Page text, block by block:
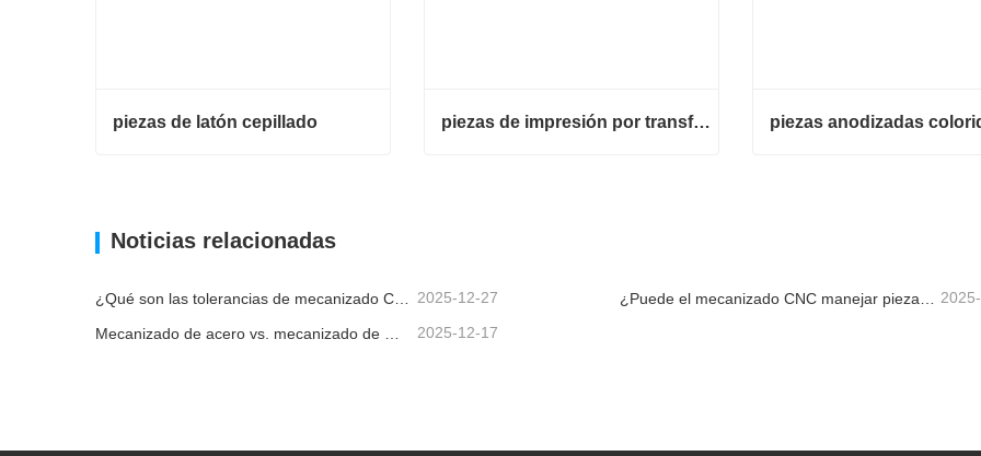
piezas de latón cepillado piezas de impresión por transferencia de agua piezas anodizadas
Noticias relacionadas
2025-12-27
Mecanizado de acero vs. mecanizado de metales: ¿cuál es la diferencia? 2025-12-17